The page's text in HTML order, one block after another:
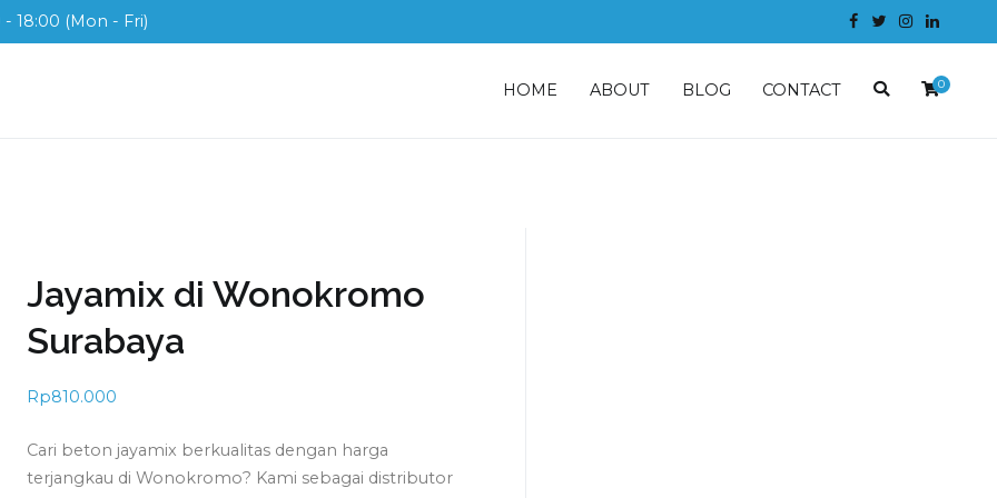
- 18:00 (Mon - Fri)
HOME ABOUT BLOG CONTACT 0
Jayamix di Wonokromo
Surabaya
Rp810.000
Cari beton jayamix berkualitas dengan harga
terjangkau di Wonokromo? Kami sebagai distributor